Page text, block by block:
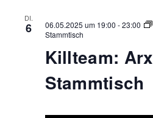
DI.
6 06.05.2025 um 19:00 -23:00
Stammtisch
Killteam:
Stammtisch